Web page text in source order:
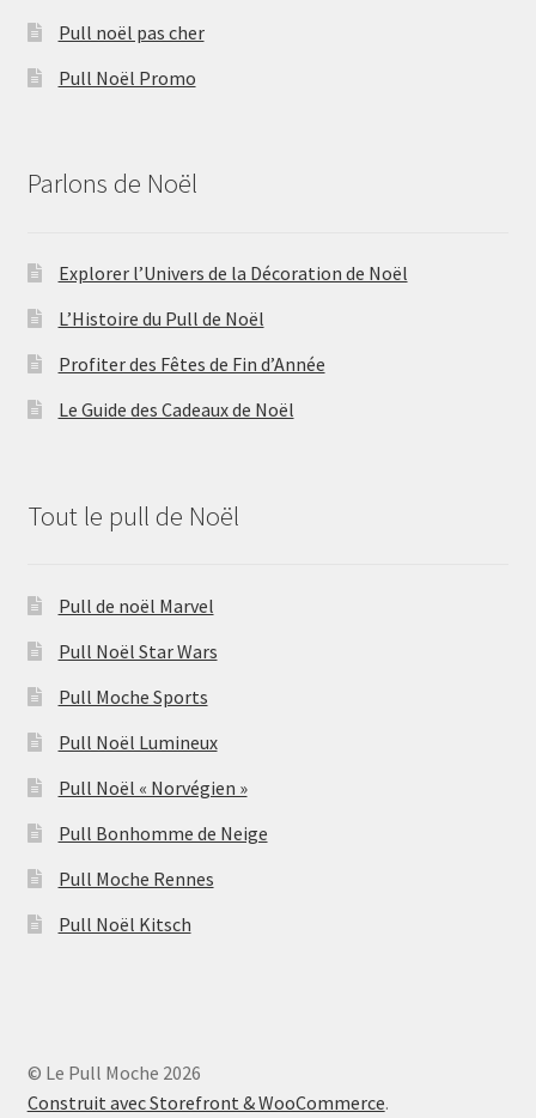
Pull noël pas cher
Pull Noël Promo
Parlons de Noël
Explorer l’Univers de la Décoration de Noël
L’Histoire du Pull de Noël
Profiter des Fêtes de Fin d’Année
Le Guide des Cadeaux de Noël
Tout le pull de Noël
Pull de noël Marvel
Pull Noël Star Wars
Pull Moche Sports
Pull Noël Lumineux
Pull Noël « Norvégien »
Pull Bonhomme de Neige
Pull Moche Rennes
Pull Noël Kitsch
© Le Pull Moche 2026
Construit avec Storefront & WooCommerce.